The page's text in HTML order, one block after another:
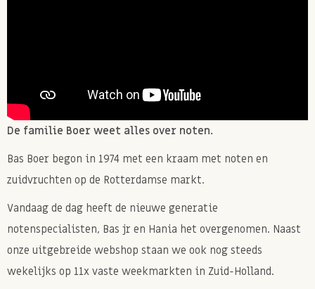
De familie Boer weet alles over noten.
Bas Boer begon in 1974 met een kraam met noten en
zuidvruchten op de Rotterdamse markt.
Vandaag de dag heeft de nieuwe generatie
notenspecialisten, Bas jr en Hania het overgenomen. Naast
onze uitgebreide webshop staan we ook nog steeds
wekelijks op 11x vaste weekmarkten in Zuid-Holland.